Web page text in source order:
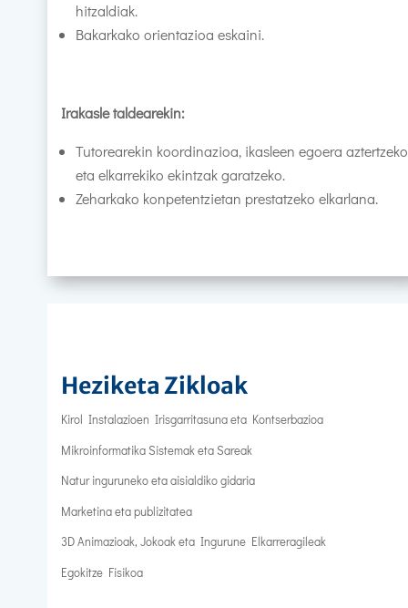
hitzaldiak.
Bakarkako orientazioa eskaini.
Irakasle taldearekin:
Tutorearekin koordinazioa, ikasleen egoera aztertzeko
eta elkarrekiko ekintzak garatzeko.
Zeharkako konpetentzietan prestatzeko elkarlana.
Heziketa Zikloak
Kirol Instalazioen Irisgarritasuna eta Kontserbazioa
Mikroinformatika Sistemak eta Sareak
Natur inguruneko eta aisialdiko gidaria
Marketina eta publizitatea
3D Animazioak, Jokoak eta Ingurune Elkarreragileak
Egokitze Fisikoa